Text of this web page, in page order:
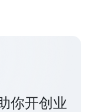
你开创业